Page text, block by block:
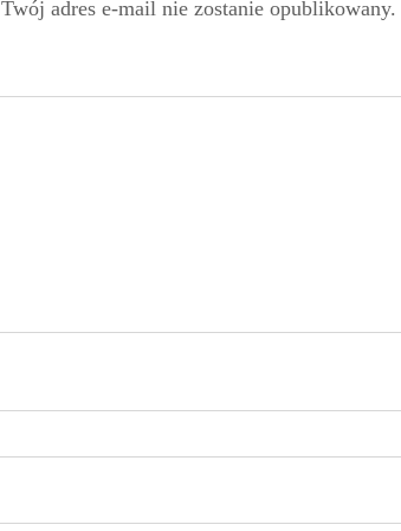
Twój adres e-mail nie zostanie opublikowany.